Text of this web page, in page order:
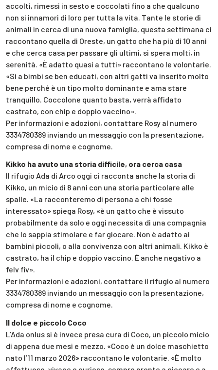
accolti, rimessi in sesto e coccolati fino a che qualcuno
non si innamori di loro per tutta la vita. Tante le storie di
animali in cerca di una nuova famiglia, questa settimana ci
raccontano quella di Oreste, un gatto che ha più di 10 anni
e che cerca casa per passare gli ultimi, si spera molti, in
serenità. «È adatto quasi a tutti» raccontano le volontarie.
«Sì a bimbi se ben educati, con altri gatti va inserito molto
bene perché è un tipo molto dominante e ama stare
tranquillo. Coccolone quanto basta, verrà affidato
castrato, con chip e doppio vaccino».
Per informazioni e adozioni, contattare Rosy al numero
3334780389 inviando un messaggio con la presentazione,
compresa di nome e cognome.
Kikko ha avuto una storia difficile, ora cerca casa
Il rifugio Ada di Arco oggi ci racconta anche la storia di
Kikko, un micio di 8 anni con una storia particolare alle
spalle. «La racconteremo di persona a chi fosse
interessato» spiega Rosy, «è un gatto che è vissuto
probabilmente da solo e oggi necessita di una compagnia
che lo sappia stimolare e far giocare. Non è adatto ai
bambini piccoli, o alla convivenza con altri animali. Kikko è
castrato, ha il chip e doppio vaccino. È anche negativo a
felv fiv».
Per informazioni e adozioni, contattare il rifugio al numero
3334780389 inviando un messaggio con la presentazione,
compresa di nome e cognome.
Il dolce e piccolo Coco
L’Ada onlus si è invece presa cura di Coco, un piccolo micio
di appena due mesi e mezzo. «Coco è un dolce maschietto
nato l’11 marzo 2026» raccontano le volontarie. «È molto